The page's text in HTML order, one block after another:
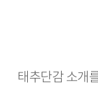
태추단감 소개